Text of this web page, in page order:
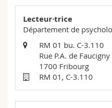
Lettres et sciences
Sciences de l'éducation
Médias
Chercheurs
Plan d'accès
Bibliothèques
Lecteur·trice
Département de
RM 01 bu. C-3.110
Rue P.A. de Faucigny
1700 Fribourg
RM 01, C-3.110